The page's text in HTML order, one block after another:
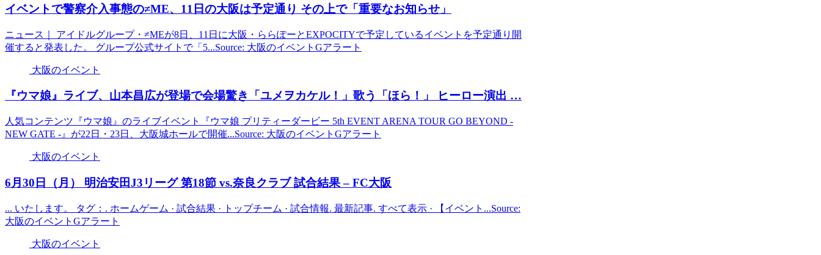
イベントで警察介入事態の≠ME、11日の大阪は予定通り その上で「重要なお知らせ」
ニュース｜ アイドルグループ・≠MEが8日、11日に大阪・ららぽーとEXPOCITYで予定しているイベントを予定通り開
催すると発表した。 グループ公式サイトで「5...Source: 大阪のイベントGアラート
大阪のイベント
『ウマ娘』ライブ、山本昌広が登場で会場驚き「ユメヲカケル！」歌う「ほら！」 ヒーロー演出 …
人気コンテンツ『ウマ娘』のライブイベント『ウマ娘 プリティーダービー 5th EVENT ARENA TOUR GO BEYOND -
NEW GATE -』が22日・23日、大阪城ホールで開催...Source: 大阪のイベントGアラート
大阪のイベント
6月30日（月） 明治安田J3リーグ 第18節 vs.奈良クラブ 試合結果 – FC大阪
... いたします。 タグ：. ホームゲーム · 試合結果 · トップチーム · 試合情報. 最新記事. すべて表示 · 【イベント...Source:
大阪のイベントGアラート
大阪のイベント